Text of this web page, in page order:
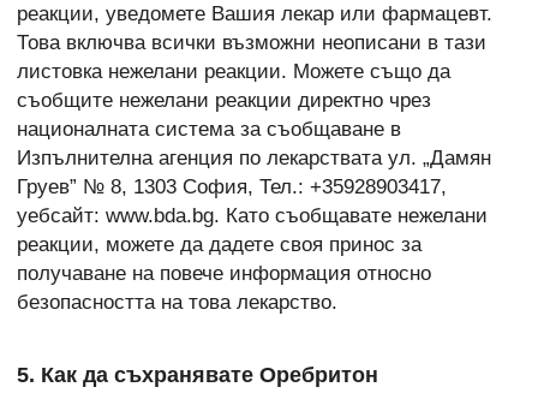
реакции, уведомете Вашия лекар или фармацевт.
Това включва всички възможни неописани в тази
листовка нежелани реакции. Можете също да
съобщите нежелани реакции директно чрез
националната система за съобщаване в
Изпълнителна агенция по лекарствата ул. „Дамян
Груев” № 8, 1303 София, Тел.: +35928903417,
уебсайт: www.bda.bg. Като съобщавате нежелани
реакции, можете да дадете своя принос за
получаване на повече информация относно
безопасността на това лекарство.
5. Как да съхранявате Оребритон